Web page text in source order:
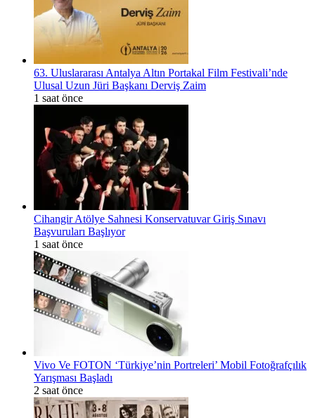
63. Uluslararası Antalya Altın Portakal Film Festivali’nde
Ulusal Uzun Jüri Başkanı Derviş Zaim
1 saat önce
Cihangir Atölye Sahnesi Konservatuvar Giriş Sınavı
Başvuruları Başlıyor
1 saat önce
Vivo Ve FOTON ‘Türkiye’nin Portreleri’ Mobil Fotoğrafçılık
Yarışması Başladı
2 saat önce